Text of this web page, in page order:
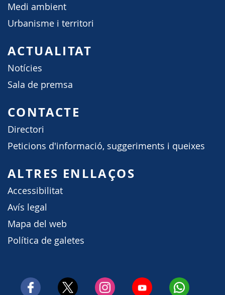
Medi ambient
Urbanisme i territori
ACTUALITAT
Notícies
Sala de premsa
CONTACTE
Directori
Peticions d'informació, suggeriments i queixes
ALTRES ENLLAÇOS
Accessibilitat
Avís legal
Mapa del web
Política de galetes